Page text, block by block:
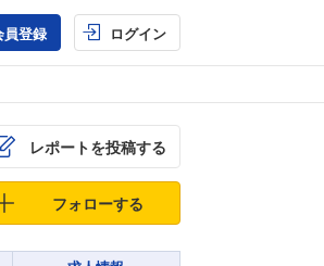
員登録 ログイン
レポートを投稿する
フォローする